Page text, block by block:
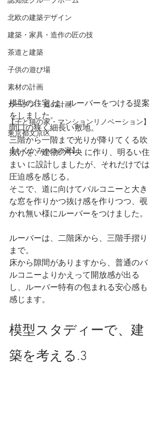
北欧の建築デザイン
建築・家具・造作の匠の技
茶道と建築
子供の遊び場
素材の計画
ガーデン・庭の計画
【子と猫の家・マンションリノベーション】
東京都文京区
【もくかみハコの家】
模型の住宅 は、ルーバーをつける提案
をしました。
間口の狭く細長い敷地。
三階から一階まで光りが降りてくる吹
抜けを、建物の中央 に作り、明るい住
まい に設計しましたが、それだけでは
圧迫感を感じる。
そこで、道に向けてバルコニーと大き
な窓を作りかつ抜け感を作りつつ、覗
かれ無い様にルーバーをつけました。
ルーバーは、二階床から、三階手摺り
まで。
床から隙間がありますから、普通のバ
ルコニーよりかえって開放感が出る
し、ルーバー特有の包まれる安心感も
感じます。
模型スタディーで、建
築を考える.3